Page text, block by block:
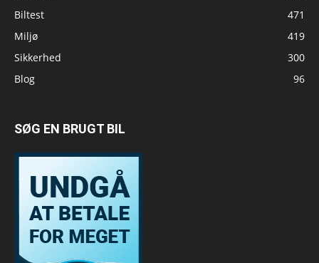
Biltest
471
Miljø
419
Sikkerhed
300
Blog
96
SØG EN BRUGT BIL